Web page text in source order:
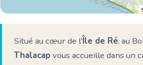
Situé au cœur de l'Île de Ré, au
Thalacap vous accueille dans un